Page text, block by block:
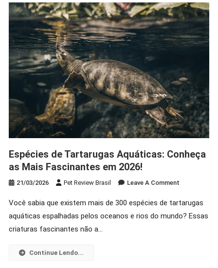
Habitat
Ideal!
Espécies de Tartarugas Aquáticas: Conheça
as Mais Fascinantes em 2026!
21/03/2026 Pet Review Brasil Leave A CommentOn
De
Tartarugas
Você sabia que existem mais de 300 espécies de tartarugas
aquáticas espalhadas pelos oceanos e rios do mundo? Essas
criaturas fascinantes não a…
Continue Lendo...